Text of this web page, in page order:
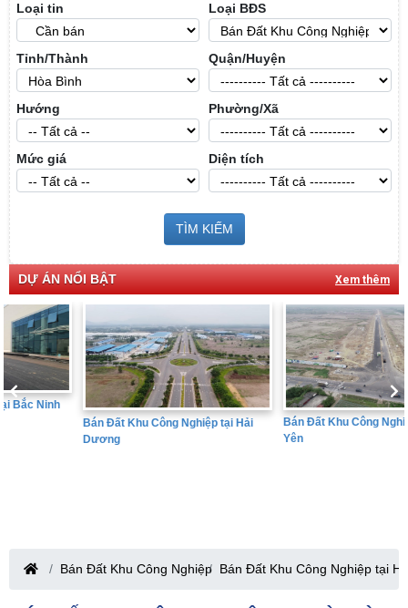
Loại tin Loại BĐS
Tỉnh/Thành Quận/Huyện
Hướng Phường/Xã
Mức giá Diện tích
TÌM KIẾM
DỰ ÁN NỔI BẬT Xem thêm
Bán Đất Khu Công Nghiệp tại Hải
Bán Đất Khu Công Nghiệp tại Hưng
Bán Đất Khu Công Nghiệp Bán Đất Khu Công Nghiệp tại